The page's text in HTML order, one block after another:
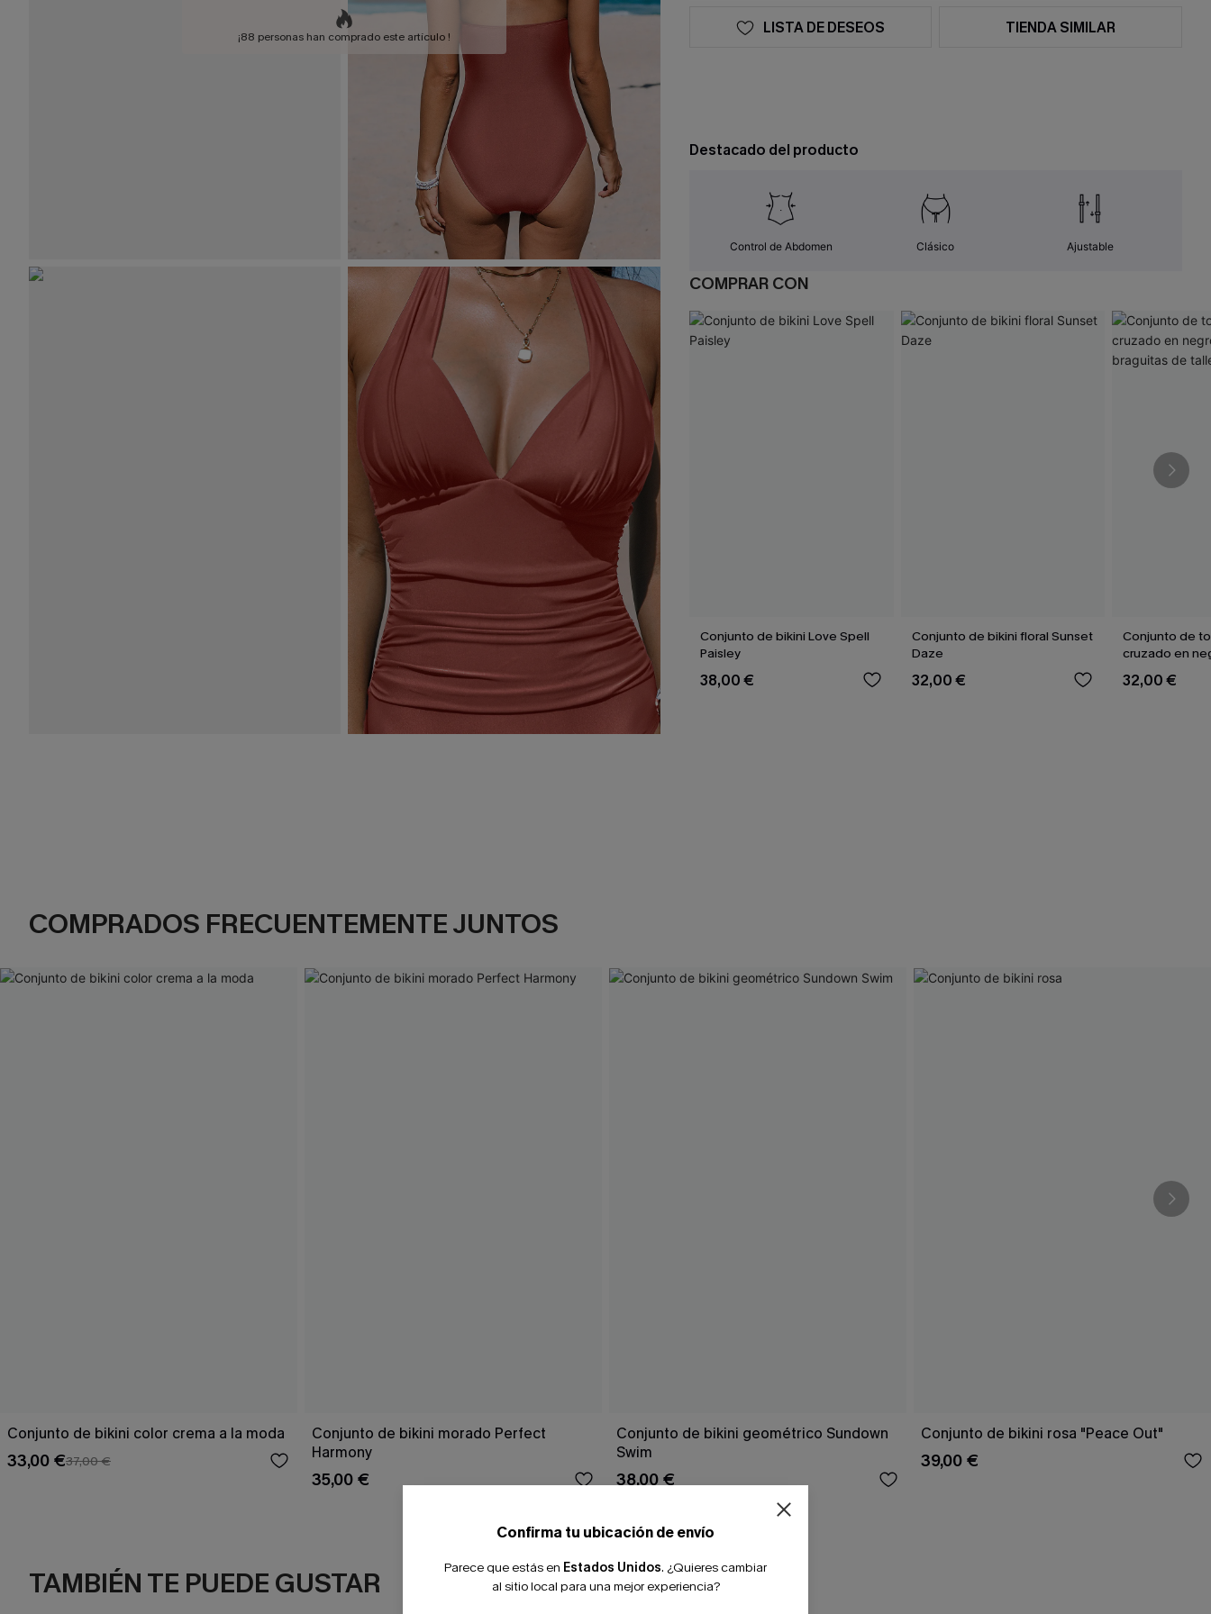
¡88 personas han comprado este artículo ! LISTA DE DESEOS TIENDA SIMILAR
Destacado del producto
Control de Abdomen Clásico Ajustable
COMPRAR CON
Conjunto de bikini Love Spell
Paisley
38,00 €
Conjunto de bikini floral Sunset
Daze
32,00 €
Conjunto de
cruzado en
braguitas de
32,00 €
COMPRADOS FRECUENTEMENTE JUNTOS
Conjunto de bikini color crema a la moda
33,00 €37,00 €
Conjunto de bikini morado Perfect
Harmony
35,00 €
Conjunto de bikini geométrico Sundown
Swim
38,00 €
Conjunto de bikini rosa "Peace Out"
39,00 €
TAMBIÉN TE PUEDE GUSTAR
Confirma tu ubicación de envío
Parece que estás en Estados Unidos. ¿Quieres cambiar
al sitio local para una mejor experiencia?
¿NUEVO EN CUPSHE?
-10% extra sin compra mínima